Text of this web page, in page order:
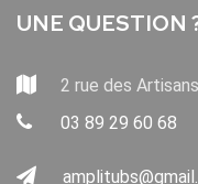
UNE QUESTION
2 rue des
03 89 29 60 68